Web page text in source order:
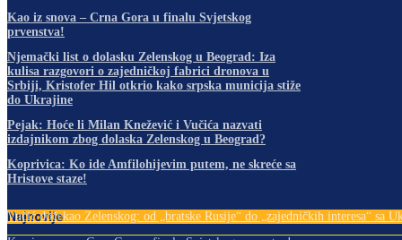
Kao iz snova – Crna Gora u finalu Svjetskog
prvenstva!
Njemački list o dolasku Zelenskog u Beograd: Iza
kulisa razgovori o zajedničkoj fabrici dronova u
Srbiji, Kristofer Hil otkrio kako srpska municija stiže
do Ukrajine
Pejak: Hoće li Milan Knežević i Vučića nazvati
izdajnikom zbog dolaska Zelenskog u Beograd?
Koprivica: Ko ide Amfilohijevim putem, ne skreće sa
Hristove staze!
Najnovije
Vučić dočekao Zelenskog: od „bratske Rusije“ do „zajedničkih interesa“ sa